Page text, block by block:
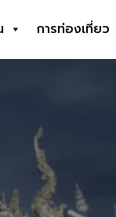
การท่องเที่ยว